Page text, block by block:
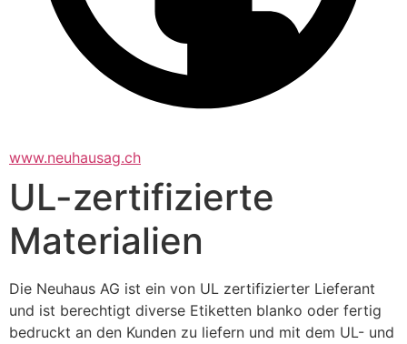
www.neuhausag.ch
UL-zertifizierte
Materialien
Die Neuhaus AG ist ein von UL zertifizierter Lieferant
und ist berechtigt diverse Etiketten blanko oder fertig
bedruckt an den Kunden zu liefern und mit dem UL- und